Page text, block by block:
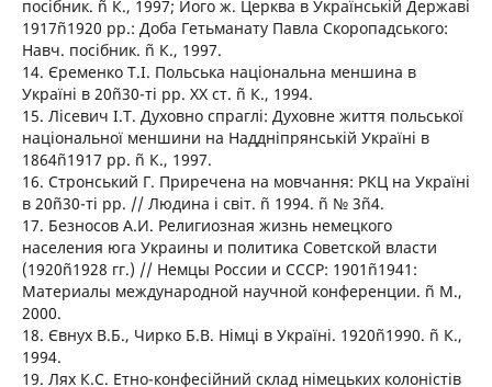
посібник. ñ К., 1997; Його ж. Церква в Українській Державі
1917ñ1920 рр.: Доба Гетьманату Павла Скоропадського:
Навч. посібник. ñ К., 1997.
14. Єременко Т.І. Польська національна меншина в
Україні в 20ñ30-ті рр. ХХ ст. ñ К., 1994.
15. Лісевич І.Т. Духовно спраглі: Духовне життя польської
національної меншини на Наддніпрянській Україні в
1864ñ1917 рр. ñ К., 1997.
16. Стронський Г. Приречена на мовчання: РКЦ на Україні
в 20ñ30-ті рр. // Людина і світ. ñ 1994. ñ № 3ñ4.
17. Безносов А.И. Религиозная жизнь немецкого
населения юга Украины и политика Советской власти
(1920ñ1928 гг.) // Немцы России и СССР: 1901ñ1941:
Материалы международной научной конференции. ñ М.,
2000.
18. Євнух В.Б., Чирко Б.В. Німці в Україні. 1920ñ1990. ñ К.,
1994.
19. Лях К.С. Етно-конфесійний склад німецьких колоністів